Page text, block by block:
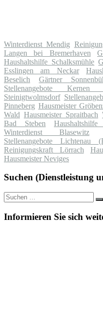
Winterdienst Mendig
Langen bei Bremerhaven
Haushaltshilfe Schalksmühle
Esslingen am Neckar
Beselich
Gärtner
Stellenangebote
Steinigtwolmsdorf
Pinneberg Hausmeister
Wald Hausmeister Spraitbach
Bad Steben
Winterdienst Blasewitz
Stellenangebote Lichtenau
Reinigungskraft Lörrach
Hausmeister Neviges
Suchen (Dienstleistung
Suche
nach:
Informieren Sie sich